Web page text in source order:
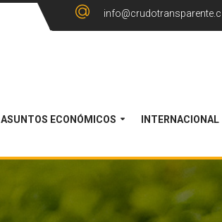
ASUNTOS ECONÓMICOS INTERNACIONAL